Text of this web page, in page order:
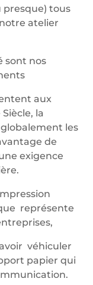
tous
atelier
sont nos
aux
la
les
de
exigence
représente
véhiculer
papier qui